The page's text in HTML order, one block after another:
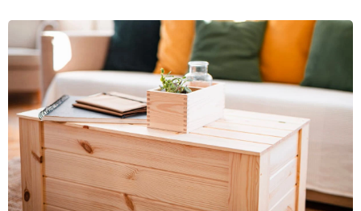
p
i
s
č
l
á
n
k
ů